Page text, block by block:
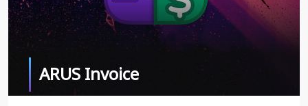
ARUS Invoice